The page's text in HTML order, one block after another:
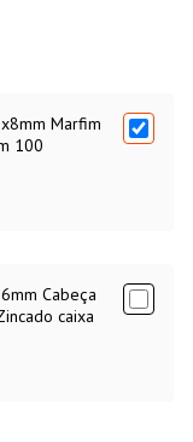
Marfim
100
Cabeça
caixa